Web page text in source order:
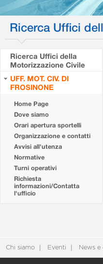
Ricerca Uffici
Ricerca Uffici della
Motorizzazione Civile
UFF. MOT. CIV. DI
FROSINONE
Home Page
Dove siamo
Orari apertura sportelli
Organizzazione e contatti
Avvisi all'utenza
Normative
Turni operativi
Richiesta
informazioni/Contatta
l'ufficio
Chi siamo Eventi News e